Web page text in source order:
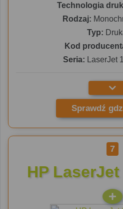
Technologia
Rodzaj:
Typ:
Kod
Seria: LaserJet
Sprawdź
7
HP